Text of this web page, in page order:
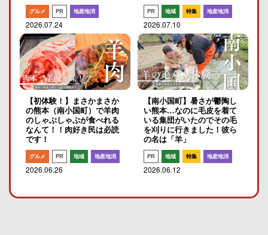
グルメ PR 地産地消
2026.07.24
PR 地域 特集 地産地消
2026.07.10
【初体験！】まさかまさか
の熊本（南小国町）で羊肉
のしゃぶしゃぶが食べれる
なんて！！肉好き民は必読
です！
グルメ PR 地域 地産地消
2026.06.26
【南小国町】暑さが鬱陶し
い熊本…なのに毛皮を着て
いる集団がいたのでその毛
を刈りに行きました！彼ら
の名は「羊」
PR 地域 特集 地産地消
2026.06.12